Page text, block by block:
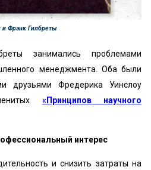
и Фрэнк Гилбреты
занимались проблемами
менеджмента. Оба были
друзьями Фредерика Уинслоу
«Принципов научного
интерес
и снизить затраты на